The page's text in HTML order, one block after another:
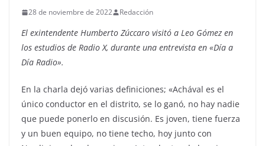
28 de noviembre de 2022 Redacción
El exintendente Humberto Zúccaro visitó a Leo Gómez en
los estudios de Radio X, durante una entrevista en «Día a
Día Radio».
En la charla dejó varias definiciones; «Achával es el
único conductor en el distrito, se lo ganó, no hay nadie
que puede ponerlo en discusión. Es joven, tiene fuerza
y un buen equipo, no tiene techo, hoy junto con